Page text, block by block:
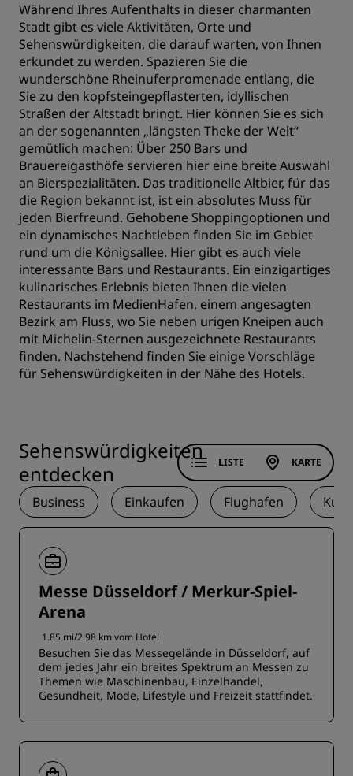
Während Ihres Aufenthalts in dieser charmanten
Stadt gibt es viele Aktivitäten, Orte und
Sehenswürdigkeiten, die darauf warten, von Ihnen
erkundet zu werden. Spazieren Sie die
wunderschöne Rheinuferpromenade entlang, die
Sie zu den kopfsteingepflasterten, idyllischen
Straßen der Altstadt bringt. Hier können Sie es sich
an der sogenannten „längsten Theke der Welt“
gemütlich machen: Über 250 Bars und
Brauereigasthöfe servieren hier eine breite Auswahl
an Bierspezialitäten. Das traditionelle Altbier, für das
die Region bekannt ist, ist ein absolutes Muss für
jeden Bierfreund. Gehobene Shoppingoptionen und
ein dynamisches Nachtleben finden Sie im Gebiet
rund um die Königsallee. Hier gibt es auch viele
interessante Bars und Restaurants. Ein einzigartiges
kulinarisches Erlebnis bieten Ihnen die vielen
Restaurants im MedienHafen, einem angesagten
Bezirk am Fluss, wo Sie neben urigen Kneipen auch
mit Michelin-Sternen ausgezeichnete Restaurants
finden. Nachstehend finden Sie einige Vorschläge
für Sehenswürdigkeiten in der Nähe des Hotels.
Sehenswürdigkeiten
entdecken
Business Einkaufen Flughafen
LISTE KARTE
Messe Düsseldorf / Merkur-Spiel-
Arena
1.85 mi/2.98 km vom Hotel
Besuchen Sie das Messegelände in Düsseldorf, auf
dem jedes Jahr ein breites Spektrum an Messen zu
Themen wie Maschinenbau, Einzelhandel,
Gesundheit, Mode, Lifestyle und Freizeit stattfindet.